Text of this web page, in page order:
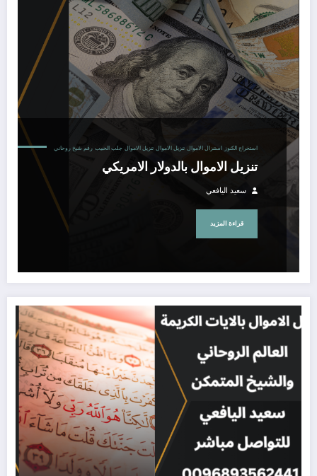
استخراج الكنوز استنزال الاموال تنزيل الاموال تنزيل الاموال جلب الحبيب رقم شيخ روحاني
تنزيل الاموال بالدولار الامريكي
سعيد اليافعي
قراءة المزيد